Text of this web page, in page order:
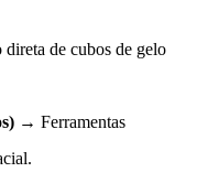
de cubos de gelo
→ Ferramentas